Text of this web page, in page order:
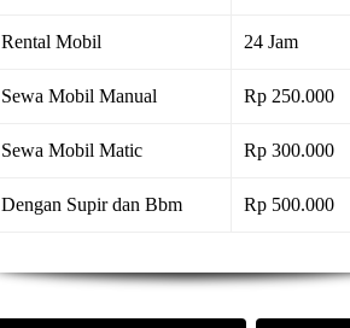
Rental Mobil 24 Jam
Sewa Mobil Manual Rp 250.000
Sewa Mobil Matic Rp 300.000
Dengan Supir dan Bbm Rp 500.000